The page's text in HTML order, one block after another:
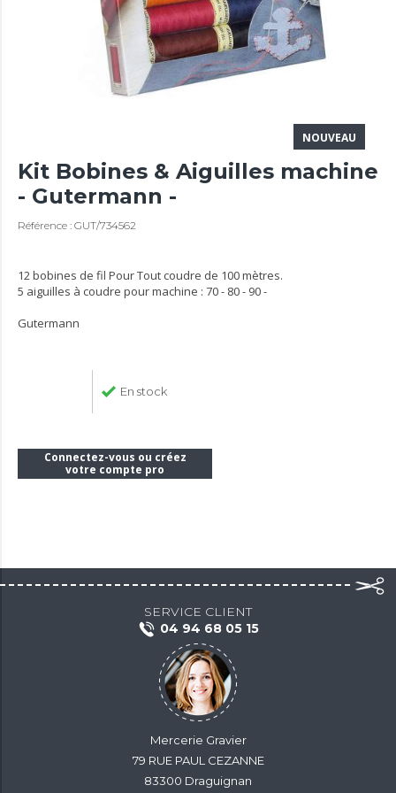
NOUVEAU
Kit Bobines & Aiguilles machine
- Gutermann -
Référence : GUT/734562
12 bobines de fil Pour Tout coudre de 100 mètres.
5 aiguilles à coudre pour machine : 70 - 80 - 90 -
Gutermann
En stock
Connectez-vous ou créez
votre compte pro
SERVICE CLIENT
04 94 68 05 15
Mercerie Gravier
79 RUE PAUL CEZANNE
83300 Draguignan